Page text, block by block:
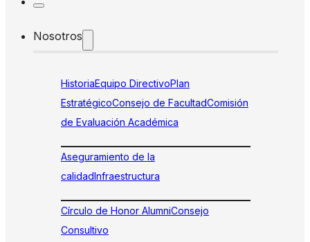
Nosotros
HistoriaEquipo DirectivoPlan
EstratégicoConsejo de FacultadComisión
de Evaluación Académica
Aseguramiento de la
calidadInfraestructura
Círculo de Honor AlumniConsejo
Consultivo